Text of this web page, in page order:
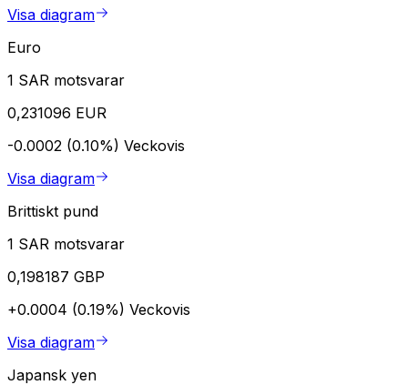
Visa diagram
Euro
1 SAR motsvarar
0,231096 EUR
-0.0002 (0.10%) Veckovis
Visa diagram
Brittiskt pund
1 SAR motsvarar
0,198187 GBP
+0.0004 (0.19%) Veckovis
Visa diagram
Japansk yen